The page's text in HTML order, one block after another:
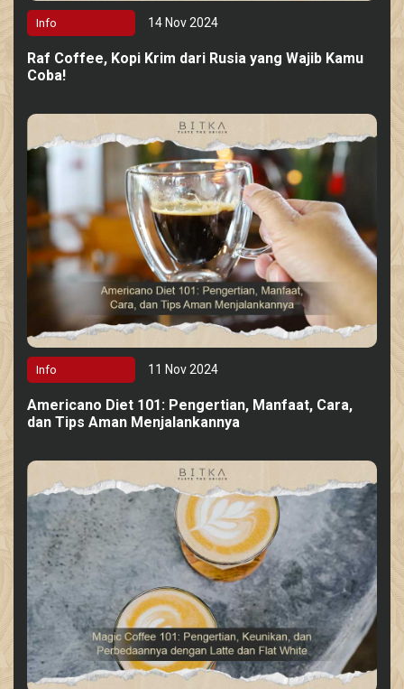
Info 14 Nov 2024
Raf Coffee, Kopi Krim dari Rusia yang Wajib Kamu
Coba!
Info 11 Nov 2024
Americano Diet 101: Pengertian, Manfaat, Cara,
dan Tips Aman Menjalankannya